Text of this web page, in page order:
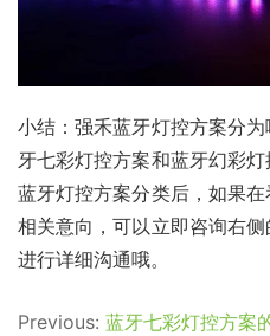
小结：强禾蓝牙灯控方案分
牙七彩灯控方案和蓝牙幻彩
蓝牙灯控方案分类后，如果
相关意向，可以立即咨询右
进行详细沟通哦。
Previous: 蓝牙七彩灯控方案